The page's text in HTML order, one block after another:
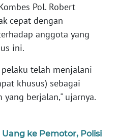
Pol. Robert
cepat dengan
anggota yang
ini.
telah menjalani
khusus) sebagai
berjalan," ujarnya.
ke Pemotor, Polisi